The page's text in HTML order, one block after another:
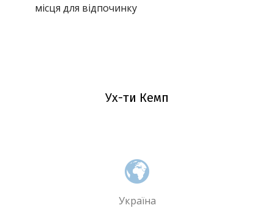
місця для відпочинку
Ух-ти Кемп
Україна